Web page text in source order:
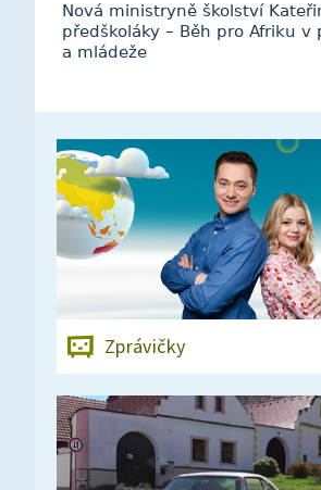
Nová ministryně školství
předškoláky – Běh pro Afriku
a mládeže
Zprávičky